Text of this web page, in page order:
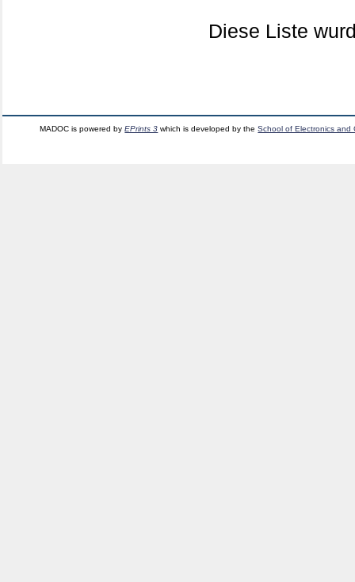
Diese Liste
MADOC is powered byEPrints 3 which is developed by theSchool of Electronics and